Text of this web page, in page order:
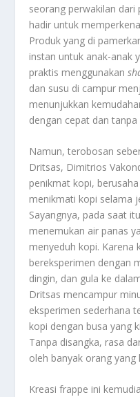
seorang perwakilan dari
hadir untuk
Produk yang di
instan untuk anak-anak
praktis menggunakan
dan susu di campur
menunjukkan
dengan cepat dan tanpa
Namun, terobosan
Dritsas, Dimitrios
penikmat kopi,
menikmati kopi selama
Sayangnya, pada saat
menemukan air panas
menyeduh kopi. Karena
bereksperimen dengan
dingin, dan gula ke
Dritsas mencampur
eksperimen sederhana
kopi dengan busa yang
Tanpa disangka, rasa
oleh banyak orang
Kreasi frappe ini